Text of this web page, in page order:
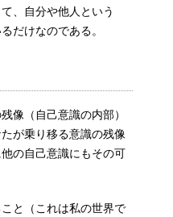
、自分や他人という
だけなのである。
像（自己意識の内部）
が乗り移る意識の残像
の自己意識にもその可
と（これは私の世界で